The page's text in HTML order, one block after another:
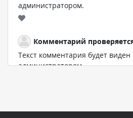
администратором.
Комментарий
Текст комментария будет
администратором.